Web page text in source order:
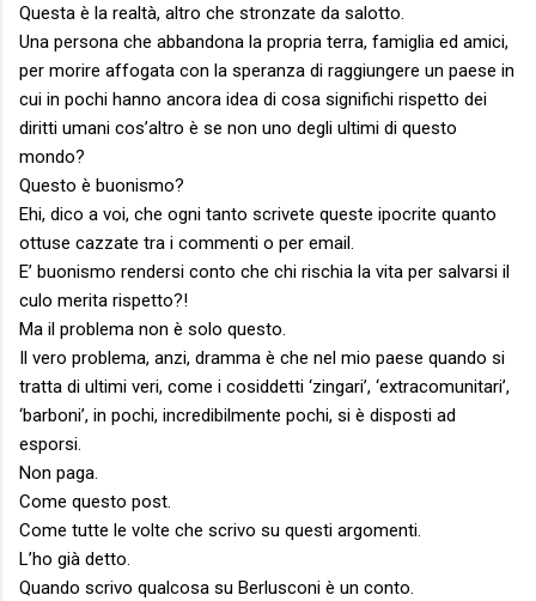
Questa è la realtà, altro che stronzate da salotto.
Una persona che abbandona la propria terra, famiglia ed amici,
per morire affogata con la speranza di raggiungere un paese in
cui in pochi hanno ancora idea di cosa significhi rispetto dei
diritti umani cos’altro è se non uno degli ultimi di questo
mondo?
Questo è buonismo?
Ehi, dico a voi, che ogni tanto scrivete queste ipocrite quanto
ottuse cazzate tra i commenti o per email.
E’ buonismo rendersi conto che chi rischia la vita per salvarsi il
culo merita rispetto?!
Ma il problema non è solo questo.
Il vero problema, anzi, dramma è che nel mio paese quando si
tratta di ultimi veri, come i cosiddetti ‘zingari’, ‘extracomunitari’,
‘barboni’, in pochi, incredibilmente pochi, si è disposti ad
esporsi.
Non paga.
Come questo post.
Come tutte le volte che scrivo su questi argomenti.
L’ho già detto.
Quando scrivo qualcosa su Berlusconi è un conto.